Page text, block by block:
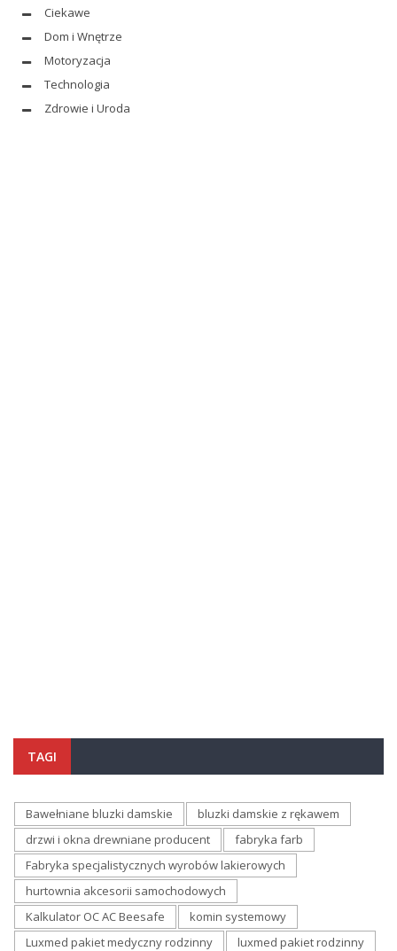
Ciekawe
Dom i Wnętrze
Motoryzacja
Technologia
Zdrowie i Uroda
TAGI
Bawełniane bluzki damskie
bluzki damskie z rękawem
drzwi i okna drewniane producent
fabryka farb
Fabryka specjalistycznych wyrobów lakierowych
hurtownia akcesorii samochodowych
Kalkulator OC AC Beesafe
komin systemowy
Luxmed pakiet medyczny rodzinny
luxmed pakiet rodzinny